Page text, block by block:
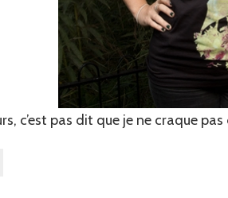
c’est pas dit que je ne craque